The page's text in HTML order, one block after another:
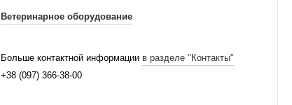
Ветеринарное оборудование
Больше контактной информации в разделе "Контакты"
+38 (097) 366-38-00